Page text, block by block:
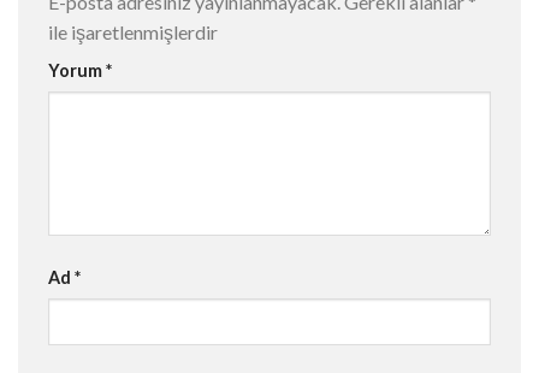
ile işaretlenmişlerdir
Yorum*
Ad *